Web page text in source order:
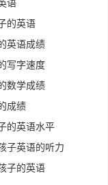
语
的英语
英语成绩
写字速度
数学成绩
成绩
的英语水平
子英语的听力
子的英语